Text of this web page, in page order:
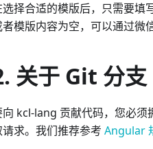
选择合适的模版后，只需要填
者模版内容为空，可以通过微
关于 Git 分支
向 kcl-lang 贡献代码，您必须
请求。我们推荐参考 Angular